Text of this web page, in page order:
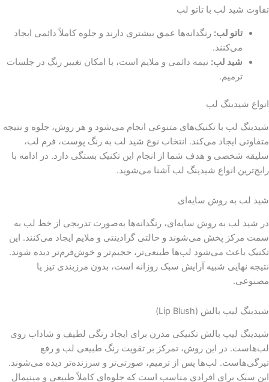
تفاوت شید لب با تاتو لب
تاتو لب: رنگدانه‌ها عمق بیشتری دارند و جلوه کاملاً دائمی ایجاد
می‌کنند.
شید لب: نیمه دائمی و ملایم است، با امکان تغییر رنگ در جلسات
ترمیم.
انواع شیدینگ لب
شیدینگ لب با تکنیک‌های متنوعی انجام می‌شود و هر روش، جلوه و نتیجه
متفاوتی ایجاد می‌کند. انتخاب نوع شید لب به رنگ پوست، فرم لب،
سلیقه شخصی و هدف شما از انجام این تکنیک بستگی دارد. در ادامه با
رایج‌ترین انواع شیدینگ لب آشنا می‌شوید.
شید لب به روش سایه‌ای
در شید لب به روش سایه‌ای، رنگدانه‌ها به‌صورت تدریجی از خط لب به
سمت مرکز پخش می‌شوند و حالتی گرادینتی و ملایم ایجاد می‌کنند. این
تکنیک باعث می‌شود لب‌ها طبیعی‌تر، حجیم‌تر و خوش‌فرم‌تر دیده شوند.
نتیجه نهایی شبیه آرایش سبک روزانه است، بدون مرزبندی تیز یا
مصنوعی.
شیدینگ لیپ بالش (Lip Blush)
شیدینگ لیپ بالش تکنیکی مدرن برای ایجاد رنگی لطیف و شاداب روی
لب‌هاست. در این روش، تمرکز بر تقویت رنگ طبیعی لب و رفع
تیرگی‌هاست. لب‌ها پس از ترمیم، صورتی‌تر و سرزنده‌تر دیده می‌شوند.
این سبک برای افرادی مناسب است که جلوه‌ای کاملاً طبیعی و مینیمال